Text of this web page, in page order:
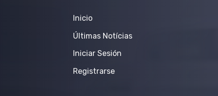
Inicio
Últimas Notícias
Iniciar Sesión
Registrarse